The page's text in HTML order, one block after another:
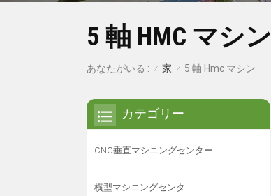
5 軸 HMC マシン
あなたがいる : / 家 / 5 軸 Hmc マシン
カテゴリー
CNC垂直マシニングセンター
横型マシニングセンタ